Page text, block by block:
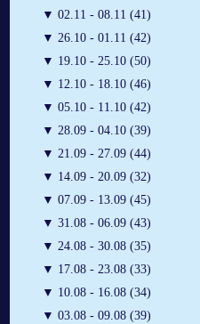
▼ 02.11 - 08.11 (41)
▼ 26.10 - 01.11 (42)
▼ 19.10 - 25.10 (50)
▼ 12.10 - 18.10 (46)
▼ 05.10 - 11.10 (42)
▼ 28.09 - 04.10 (39)
▼ 21.09 - 27.09 (44)
▼ 14.09 - 20.09 (32)
▼ 07.09 - 13.09 (45)
▼ 31.08 - 06.09 (43)
▼ 24.08 - 30.08 (35)
▼ 17.08 - 23.08 (33)
▼ 10.08 - 16.08 (34)
▼ 03.08 - 09.08 (39)